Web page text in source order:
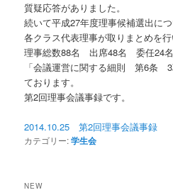
質疑応答がありました。
続いて平成27年度理事候補選出に
各クラス代表理事が取りまとめを行
理事総数88名 出席48名 委任24名
「会議運営に関する細則 第6条 3
ております。
第2回理事会議事録です。
2014.10.25 第2回理事会議事録
カテゴリー:学生会
NEW